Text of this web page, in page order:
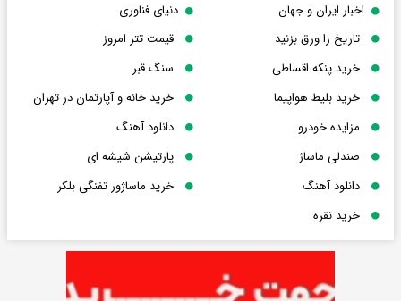
اخبار ایران و جهان
دنیای فناوری
تاریخ را ورق بزنید
قیمت تتر امروز
خرید پنکه اقساطی
سنگ قبر
خرید بلیط هواپیما
خرید خانه و آپارتمان در تهران
مزایده خودرو
دانلود آهنگ
صندلی ماساژ
پارتیشن شیشه ای
دانلود آهنگ
خرید ماساژور تفنگی بلکر
خرید نقره